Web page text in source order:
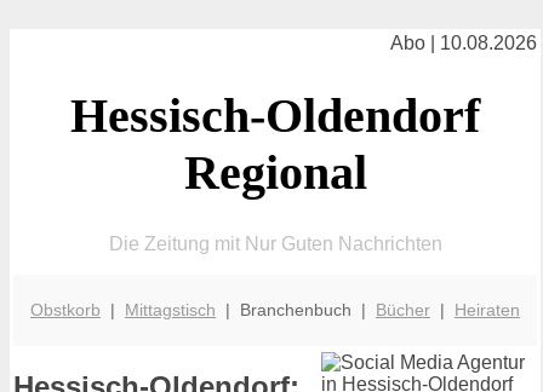
Abo | 10.08.2026
Hessisch-Oldendorf
Regional
Die Zeitung mit Nur Guten Nachrichten
Obstkorb | Mittagstisch | Branchenbuch | Bücher | Heiraten